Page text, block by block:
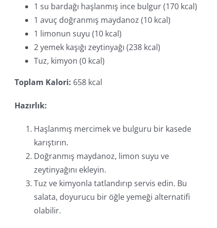
1 su bardağı haşlanmış ince bulgur (170 kcal)
1 avuç doğranmış maydanoz (10 kcal)
1 limonun suyu (10 kcal)
2 yemek kaşığı zeytinyağı (238 kcal)
Tuz, kimyon (0 kcal)
Toplam Kalori: 658 kcal
Hazırlık:
Haşlanmış mercimek ve bulguru bir kasede
karıştırın.
Doğranmış maydanoz, limon suyu ve
zeytinyağını ekleyin.
Tuz ve kimyonla tatlandırıp servis edin. Bu
salata, doyurucu bir öğle yemeği alternatifi
olabilir.